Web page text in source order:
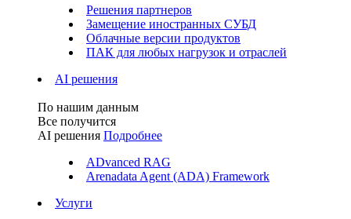
Решения партнеров
Замещение иностранных СУБД
Облачные версии продуктов
ПАК для любых нагрузок и отраслей
AI решения
По нашим данным
Все получится
AI решения Подробнее
ADvanced RAG
Arenadata Agent (ADA) Framework
Услуги